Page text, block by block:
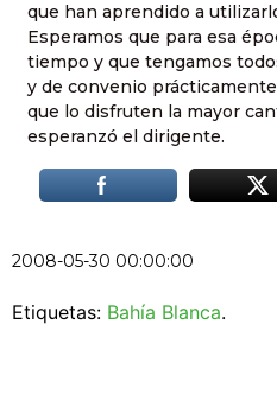
que han aprendido a
Esperamos que para esa
tiempo y que tengamos
y de convenio
que lo disfruten la mayor
esperanzó el dirigente.
2008-05-30 00:00:00
Etiquetas: Bahía Blanca.